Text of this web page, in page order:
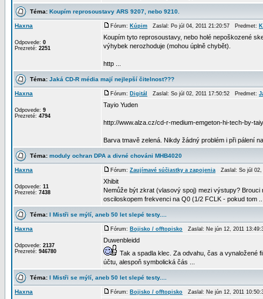
Téma: Koupím reprosoustavy ARS 9207, nebo 9210.
Haxna
Odpovede: 0
Prezreté: 2251
Fórum: Kúpim Zaslal: Po júl 04, 2011 21:20:57 Predmet:
Koupím tyto reprosoustavy, nebo holé nepoškozené
výhybek nerozhoduje (mohou úplně chybět).
http ...
Téma: Jaká CD-R média mají nejlepší čitelnost???
Haxna
Odpovede: 9
Prezreté: 4794
Fórum: Digitál Zaslal: So júl 02, 2011 17:50:52 Predmet:
Tayio Yuden
http://www.alza.cz/cd-r-medium-emgeton-hi-tech-by-
Barva tmavě zelená. Nikdy žádný problém i při pálení
Téma: moduly ochran DPA a divné chováni MHB4020
Haxna
Odpovede: 11
Prezreté: 7438
Fórum: Zaujímavé súčiastky a zapojenia Zaslal: So júl
Xhibit
Nemůže být zkrat (vlasový spoj) mezi výstupy?
osciloskopem frekvenci na Q0 (1/2 FCLK - pokud tom
Téma: I Mistři se mýlí, aneb 50 let slepé testy....
Haxna
Odpovede: 2137
Prezreté: 946780
Fórum: Bojisko / offtopisko Zaslal: Ne jún 12, 2011
Duwenbleidd
Tak a spadla klec. Za odvahu, čas a vynaložené
účtu, alespoň symbolická čás ...
Téma: I Mistři se mýlí, aneb 50 let slepé testy....
Haxna Fórum: Bojisko / offtopisko Zaslal: Ne jún 12, 2011